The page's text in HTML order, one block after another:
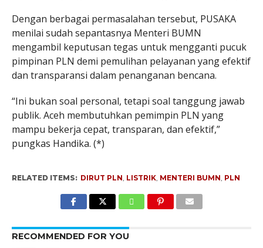
Dengan berbagai permasalahan tersebut, PUSAKA
menilai sudah sepantasnya Menteri BUMN
mengambil keputusan tegas untuk mengganti pucuk
pimpinan PLN demi pemulihan pelayanan yang efektif
dan transparansi dalam penanganan bencana.
“Ini bukan soal personal, tetapi soal tanggung jawab
publik. Aceh membutuhkan pemimpin PLN yang
mampu bekerja cepat, transparan, dan efektif,”
pungkas Handika. (*)
RELATED ITEMS: DIRUT PLN LISTRIK, MENTERI BUMN PLN
RECOMMENDED FOR YOU